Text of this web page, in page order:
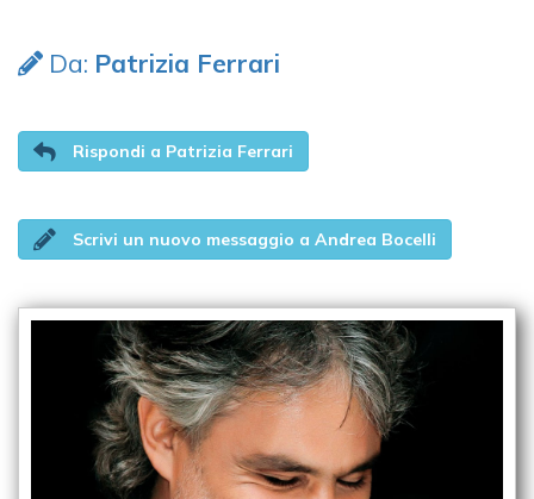
Da: Patrizia Ferrari
Rispondi a Patrizia Ferrari
Scrivi un nuovo messaggio a Andrea Bocelli